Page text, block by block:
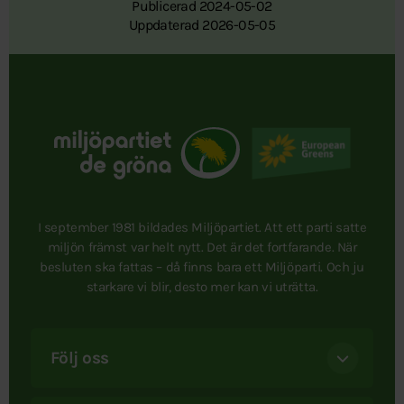
Publicerad 2024-05-02
Uppdaterad 2026-05-05
I september 1981 bildades Miljöpartiet. Att ett parti satte
miljön främst var helt nytt. Det är det fortfarande. När
besluten ska fattas – då finns bara ett Miljöparti. Och ju
starkare vi blir, desto mer kan vi uträtta.
Följ oss